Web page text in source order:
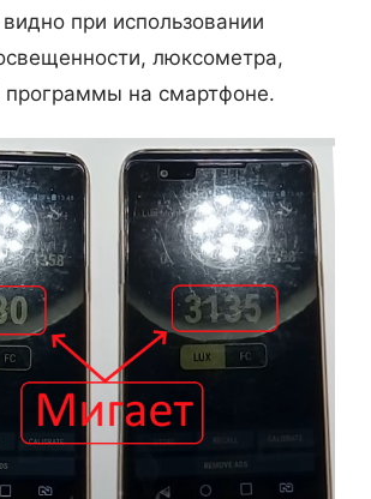
при использовании
люксометра,
программы на смартфоне.